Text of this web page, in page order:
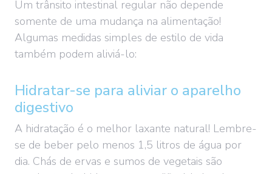
Um trânsito intestinal regular não depende
somente de uma mudança na alimentação!
Algumas medidas simples de estilo de vida
também podem aliviá-lo:
Hidratar-se para aliviar o aparelho
digestivo
A hidratação é o melhor laxante natural! Lembre-
se de beber pelo menos 1,5 litros de água por
dia. Chás de ervas e sumos de vegetais são